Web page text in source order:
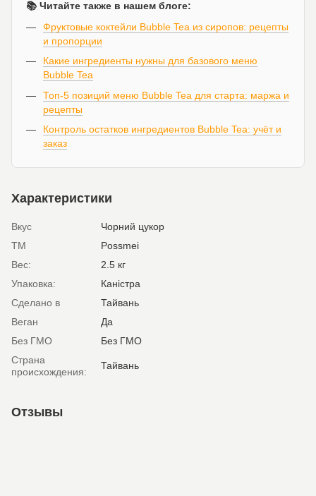
📚 Читайте также в нашем блоге:
Фруктовые коктейли Bubble Tea из сиропов: рецепты
и пропорции
Какие ингредиенты нужны для базового меню
Bubble Tea
Топ-5 позиций меню Bubble Tea для старта: маржа и
рецепты
Контроль остатков ингредиентов Bubble Tea: учёт и
заказ
Характеристики
Вкус
Чорний цукор
ТМ
Possmei
Вес:
2.5 кг
Упаковка:
Каністра
Сделано в
Тайвань
Веган
Да
Без ГМО
Без ГМО
Страна
происхождения:
Тайвань
Отзывы